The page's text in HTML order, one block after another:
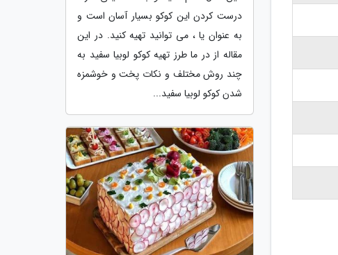
درست کردن این کوکو بسیار آسان است و
به عنوان یا ، می توانید تهیه کنید. در این
مقاله از در ما طرز تهیه کوکو لوبیا سفید به
چند روش مختلف و نکات پخت و خوشمزه
شدن کوکو لوبیا سفید...